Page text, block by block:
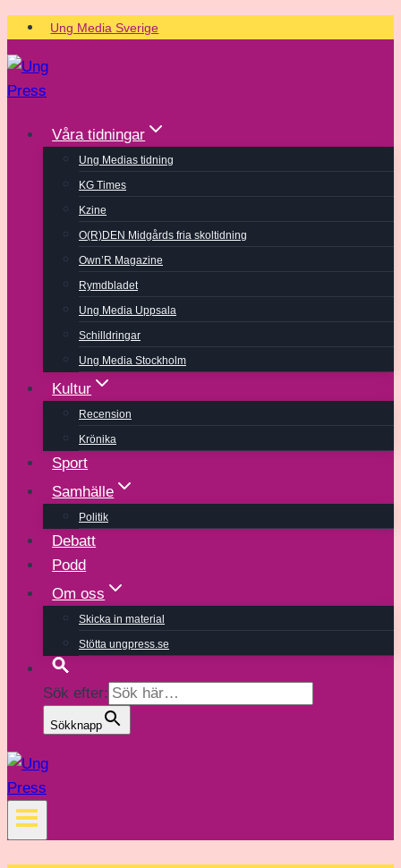
Skip
to
content
Ung Media Sverige
Våra tidningar
Ung Medias tidning
KG Times
Kzine
O(R)DEN Midgårds fria skoltidning
Own’R Magazine
Rymdbladet
Ung Media Uppsala
Schilldringar
Ung Media Stockholm
Kultur
Recension
Krönika
Sport
Samhälle
Politik
Debatt
Podd
Om oss
Skicka in material
Stötta ungpress.se
Sök efter:
Sökknapp